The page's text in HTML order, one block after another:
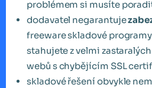
problémem si musíte
dodavatel negarantuje
freeware skladové
stahujete z velmi
webů s chybějícím SSL
skladové řešení obvykle